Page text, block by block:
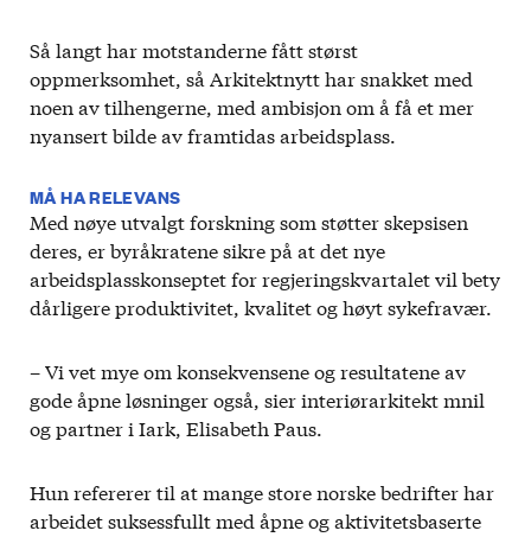
Så langt har motstanderne fått størst
oppmerksomhet, så Arkitektnytt har snakket med
noen av tilhengerne, med ambisjon om å få et mer
nyansert bilde av framtidas arbeidsplass.
MÅ HA RELEVANS
Med nøye utvalgt forskning som støtter skepsisen
deres, er byråkratene sikre på at det nye
arbeidsplasskonseptet for regjeringskvartalet vil bety
dårligere produktivitet, kvalitet og høyt sykefravær.
– Vi vet mye om konsekvensene og resultatene av
gode åpne løsninger også, sier interiørarkitekt mnil
og partner i Iark, Elisabeth Paus.
Hun refererer til at mange store norske bedrifter har
arbeidet suksessfullt med åpne og aktivitetsbaserte